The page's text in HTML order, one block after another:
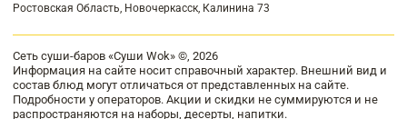
Ростовская Область, Новочеркасск, Калинина 73
Сеть суши-баров «Суши Wok» ©, 2026
Информация на сайте носит справочный характер. Внешний вид и
состав блюд могут отличаться от представленных на сайте.
Подробности у операторов. Акции и скидки не суммируются и не
распространяются на наборы, десерты, напитки.